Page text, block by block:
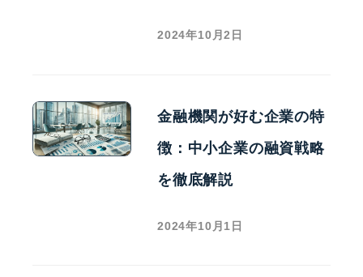
2024年10月2日
金融機関が好む企業の特
徴：中小企業の融資戦略
を徹底解説
2024年10月1日